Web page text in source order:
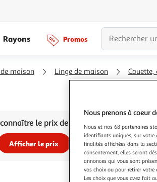
Rayons Promos
maison Linge de maison Couette,
le prix de ce produit ?
Afficher le prix
Nous prenons à coeur
Nous et nos 68 partenaires
identifiants uniques, sur votre
finalités affichées dans la
consentement, elles seront
annonces qui vous sont
vos choix ou pour retirer votre
Les choix que vous avez fait